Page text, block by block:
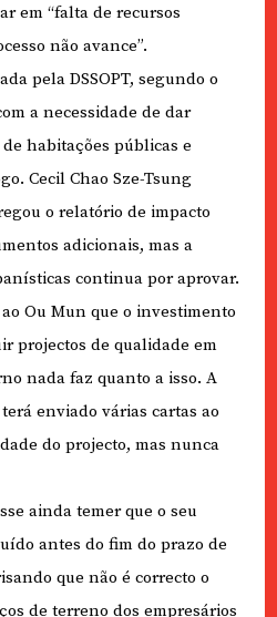
em “falta de recursos
não avance”.
pela DSSOPT, segundo o
a necessidade de dar
habitações públicas e
Cecil Chao Sze-Tsung
o relatório de impacto
adicionais, mas a
continua por aprovar.
Ou Mun que o investimento
projectos de qualidade em
nada faz quanto a isso. A
enviado várias cartas ao
do projecto, mas nunca
ainda temer que o seu
antes do fim do prazo de
que não é correcto o
de terreno dos empresários